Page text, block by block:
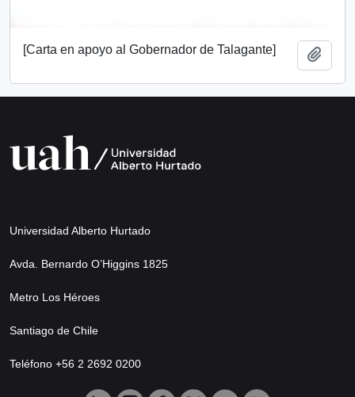
[Carta en apoyo al Gobernador de Talagante]
Universidad Alberto Hurtado
Avda. Bernardo O’Higgins 1825
Metro Los Héroes
Santiago de Chile
Teléfono +56 2 2692 0200